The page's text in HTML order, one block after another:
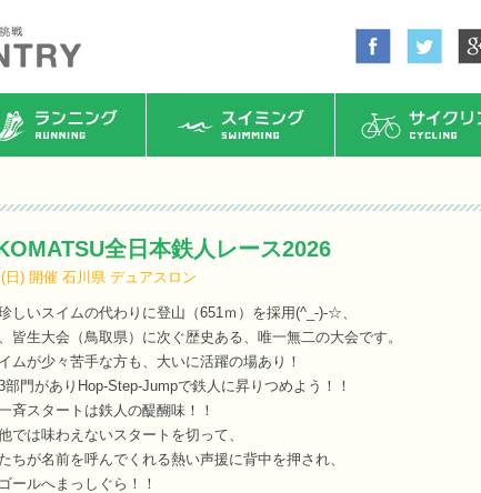
ランニング スイミング サイクリング
全日本鉄人レース2026
日 )開催 石川県 デュアスロン
しいスイムの代わりに登山（651ｍ）を採用(^_-)-☆、
皆生大会（鳥取県）に次ぐ歴史ある、唯一無二の大会です。
ムが少々苦手な方も、大いに活躍の場あり！
門がありHop-Step-Jumpで鉄人に昇りつめよう！！
斉スタートは鉄人の醍醐味！！
では味わえないスタートを切って、
ちが名前を呼んでくれる熱い声援に背中を押され、
ールへまっしぐら！！